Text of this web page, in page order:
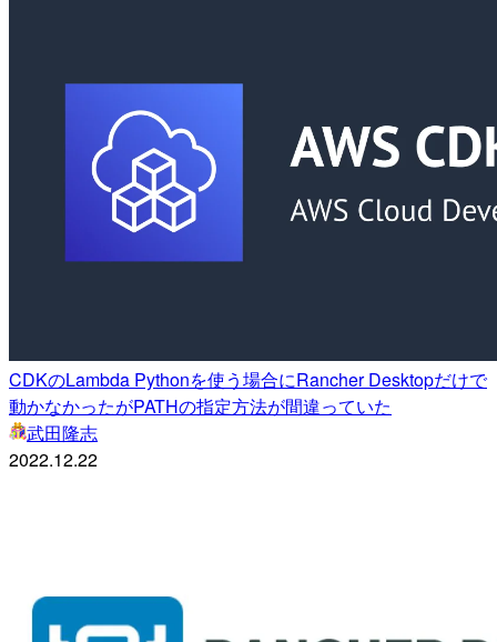
CDKのLambda Pythonを使う場合にRancher Desktopだけで
動かなかったがPATHの指定方法が間違っていた
武田隆志
2022.12.22